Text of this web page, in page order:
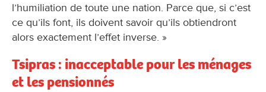
l’humiliation de toute une nation. Parce que, si c’est
ce qu’ils font, ils doivent savoir qu’ils obtiendront
alors exactement l’effet inverse. »
Tsipras : inacceptable pour les ménages
et les pensionnés